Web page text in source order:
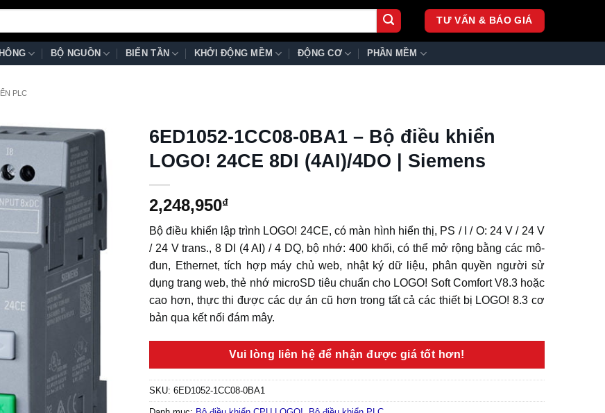
TƯ VẤN & BÁO GIÁ
BỘ NGUỒN BIẾN TẦN KHỞI ĐỘNG MỀM ĐỘNG CƠ PHẦN MỀM
PLC
6ED1052-1CC08-0BA1 – Bộ điều khiển
LOGO! 24CE 8DI (4AI)/4DO | Siemens
2,248,950₫
Bộ điều khiển lập trình LOGO! 24CE, có màn hình hiển thị, PS / I / O: 24 V / 24 V
/ 24 V trans., 8 DI (4 AI) / 4 DQ, bộ nhớ: 400 khối, có thể mở rộng bằng các mô-
đun, Ethernet, tích hợp máy chủ web, nhật ký dữ liệu, phân quyền người sử
dụng trang web, thẻ nhớ microSD tiêu chuẩn cho LOGO! Soft Comfort V8.3 hoặc
cao hơn, thực thi được các dự án cũ hơn trong tất cả các thiết bị LOGO! 8.3 cơ
bản qua kết nối đám mây.
Vui lòng liên hệ để nhận được giá tốt hơn!
SKU: 6ED1052-1CC08-0BA1